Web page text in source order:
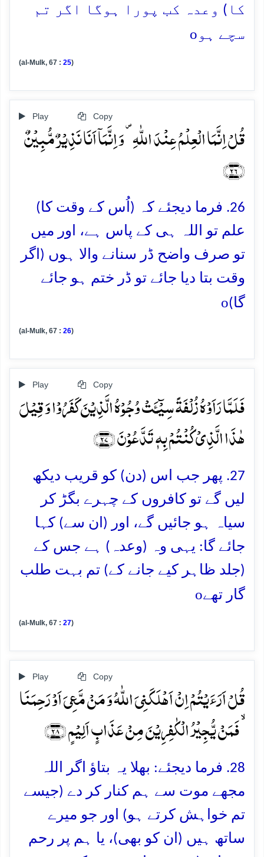
کا) وعدہ کب پورا ہوگا اگر تم
سچے ہو o
(al-Mulk, 67 : 25)
Play Copy
قُلۡ اِنَّمَا الۡعِلۡمُ عِنۡدَ اللّٰہِ ۪ وَ اِنَّمَاۤ اَنَا نَذِیۡرٌ مُّبِیۡنٌ
﴿۲۶﴾
26. فرما دیجئے کہ (اُس کے وقت کا)
علم تو اللہ ہی کے پاس ہے، اور میں
تو صرف واضح ڈر سنانے والا ہوں (اگر
وقت بتا دیا جائے تو ڈر ختم ہو جائے
گا)o
(al-Mulk, 67 : 26)
Play Copy
فَلَمَّا رَاَوۡہُ زُلۡفَۃً سِیۡٓـَٔتۡ وُجُوۡہُ الَّذِیۡنَ کَفَرُوۡا وَ قِیۡلَ
ہٰذَا الَّذِیۡ کُنۡتُمۡ بِہٖ تَدَّعُوۡنَ ﴿۲۷﴾
27. پھر جب اس (دن) کو قریب دیکھ
لیں گے تو کافروں کے چہرے بگڑ کر
سیاہ ہو جائیں گے، اور (ان سے) کہا
جائے گا: یہی وہ (وعدہ) ہے جس کے
(جلد ظاہر کیے جانے کے) تم بہت طلب
گار تھےo
(al-Mulk, 67 : 27)
Play Copy
قُلۡ اَرَءَیۡتُمۡ اِنۡ اَہۡلَکَنِیَ اللّٰہُ وَ مَنۡ مَّعِیَ اَوۡ رَحِمَنَا
ۙ فَمَنۡ یُّجِیۡرُ الۡکٰفِرِیۡنَ مِنۡ عَذَابٍ اَلِیۡمٍ ﴿۲۸﴾
28. فرما دیجئے: بھلا یہ بتاؤ اگر اللہ
مجھے موت سے ہم کنار کر دے (جیسے
تم خواہش کرتے ہو) اور جو میرے
ساتھ ہیں (ان کو بھی)، یا ہم پر رحم